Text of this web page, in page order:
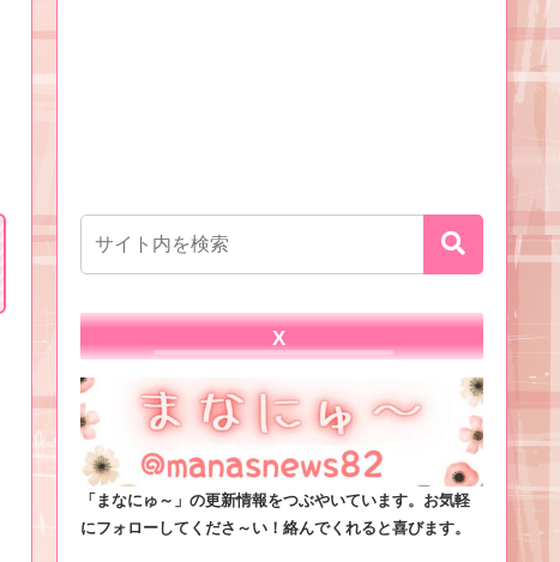
X
「まなにゅ～」の更新情報をつぶやいています。お気軽
にフォローしてくださ～い！絡んでくれると喜びます。